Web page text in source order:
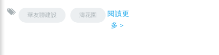
華友聯建設 濤花園
閱讀更
多＞